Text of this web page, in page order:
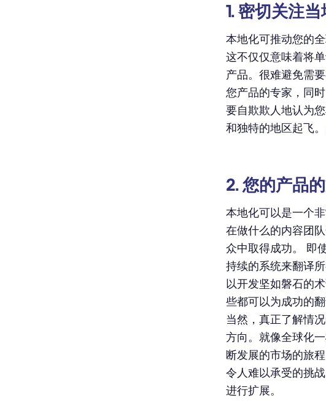
1. 密切关注
本地化可推动您的
这不仅仅意味着将
产品。很难避免需
您产品的专家，同
要自欺欺人地认为
和独特的地区起飞
2. 您的产品
本地化可以是一个
在做什么的内容团
众中取得成功。 即
持续的系统来翻译
以开发坚如磐石的
些都可以为成功的
当然，真正了解情
方向。就像全球化
断发展的市场的旅
令人难以承受的挑
进行扩展。